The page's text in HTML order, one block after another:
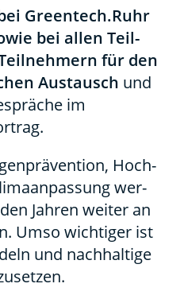
Greentech.Ruhr
bei allen Teil­
für den
Aus­tausch und
im
Hoch­
wer­
Jah­ren wei­ter an
Umso wich­ti­ger ist
und nach­hal­ti­ge